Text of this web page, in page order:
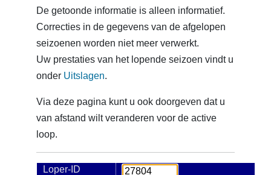
De getoonde informatie is alleen informatief.
Correcties in de gegevens van de afgelopen
seizoenen worden niet meer verwerkt.
Uw prestaties van het lopende seizoen vindt u
onder Uitslagen.
Via deze pagina kunt u ook doorgeven dat u
van afstand wilt veranderen voor de active
loop.
Loper-ID